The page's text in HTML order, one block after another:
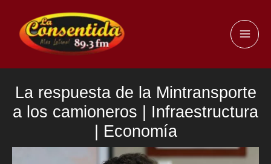
contenido
La respuesta de la Mintransporte
a los camioneros | Infraestructura
| Economía